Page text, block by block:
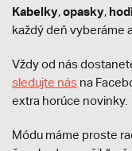
Kabelky,opasky,
každý deň vyberáme
Vždy od nás
sledujte nás na
extra horúce novinky.
Módu máme proste